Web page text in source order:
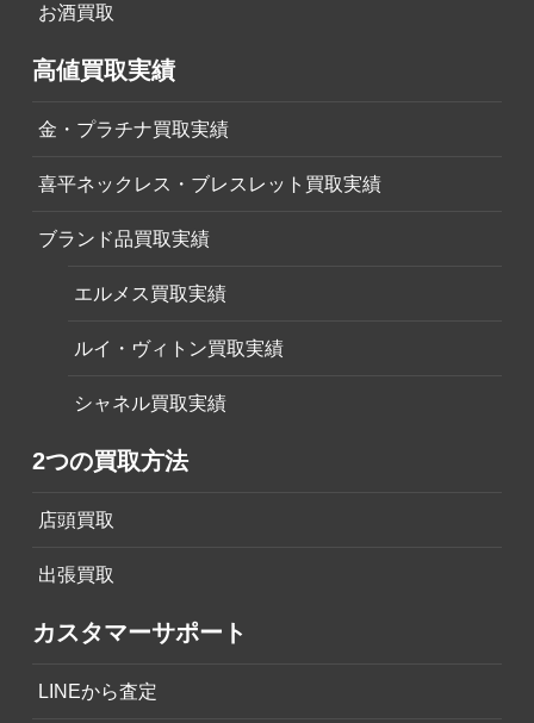
お酒買取
高値買取実績
金・プラチナ買取実績
喜平ネックレス・ブレスレット買取実績
ブランド品買取実績
エルメス買取実績
ルイ・ヴィトン買取実績
シャネル買取実績
2つの買取方法
店頭買取
出張買取
カスタマーサポート
LINEから査定